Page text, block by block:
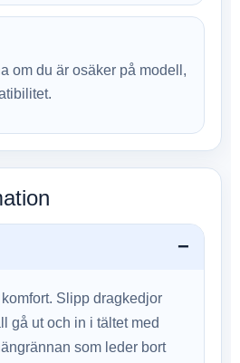
om du är osäker på modell,
Slipp dragkedjor
gå ut och in i tältet med
som leder bort